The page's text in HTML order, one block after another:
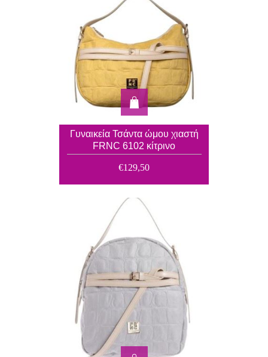
Γυναικεία Τσάντα ώμου χιαστή
FRNC 6102 κίτρινο
€129,50